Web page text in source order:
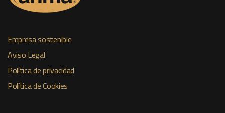
Empresa sostenible
Aviso Legal
Política de privacidad
Política de Cookies